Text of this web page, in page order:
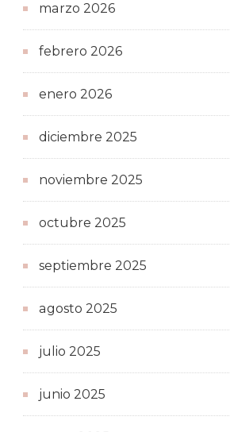
marzo 2026
febrero 2026
enero 2026
diciembre 2025
noviembre 2025
octubre 2025
septiembre 2025
agosto 2025
julio 2025
junio 2025